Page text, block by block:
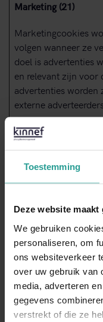
Toestemming
Deze website
We gebruiken
personaliseren, om
ons websiteverkeer
over uw gebruik van
media, adverteren
gegevens
verstrekt of die ze
Marketing (21)
Marketingcookies
volgen wanneer ze
doel is advertenties
en relevant zijn voor
advertenties worden
externe
Naam
__Secure-
YouTube
__Secure-
YEC